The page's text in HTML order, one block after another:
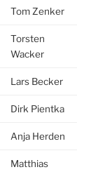
Tom Zenker
Torsten
Wacker
Lars Becker
Dirk Pientka
Anja Herden
Matthias